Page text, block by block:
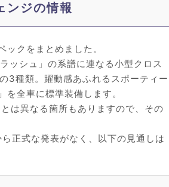
ンジの情報
クをまとめました。
ッシュ」の系譜に連なる小型クロス
3種類。躍動感あふれるスポーティー
全車に標準装備します。
は異なる箇所もありますので、その
正式な発表がなく、以下の見通しは